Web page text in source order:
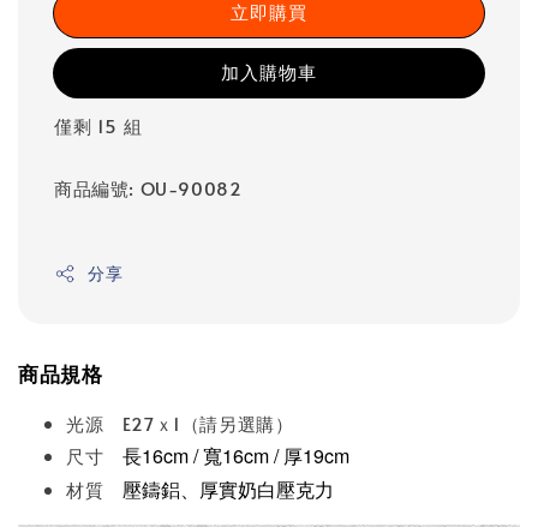
立即購買
加入購物車
僅剩 15 組
商品編號: OU-90082
分享
商品規格
光源 E27ｘ1（請另選購）
尺寸 長16cm/ 寬16cm/ 厚19cm
材質 壓鑄鋁、厚實奶白壓克力